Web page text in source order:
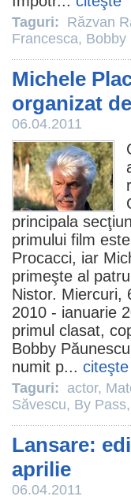
Taguri: Răzvan
Francesca, Bobby
Michele
organizat
06.04.2011
principala
primului film
Procacci, iar
primeşte al
Nistor. Miercuri,
2010 - ianuarie
primul clasat,
Bobby
numit p... citeşte
Taguri: actor,
Săvescu, By Pass,
Lansare:
aprilie
06.04.2011